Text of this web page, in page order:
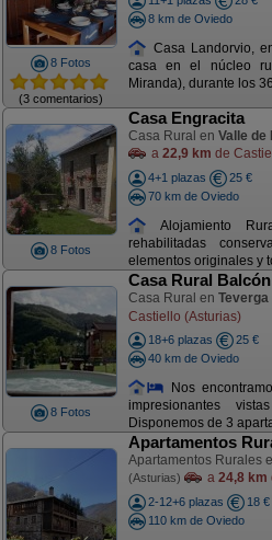
8 Fotos
(3 comentarios)
8 km de Oviedo
Casa Landorvio,
casa en el núcleo
Miranda), durante los
8 Fotos
Casa Engracita
Casa Rural en Valle de
a 22,9 km de
4+1 plazas
25 €
70 km de Oviedo
Alojamiento
rehabilitadas
elementos originales y
8 Fotos
Casa Rural
Casa Rural en Teverga
Castiello (Asturias)
18+6 plazas
25 €
40 km de Oviedo
Nos
impresionantes
Disponemos de 3
Apartamentos
Apartamentos Rurales
(Asturias) a 24,8 km
2-12+6 plazas
18 €
110 km de Oviedo